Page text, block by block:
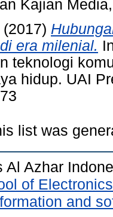
Kajian
(2017)
era milenial.
teknologi
hidup. UAI
list was
Al Azhar
of
and